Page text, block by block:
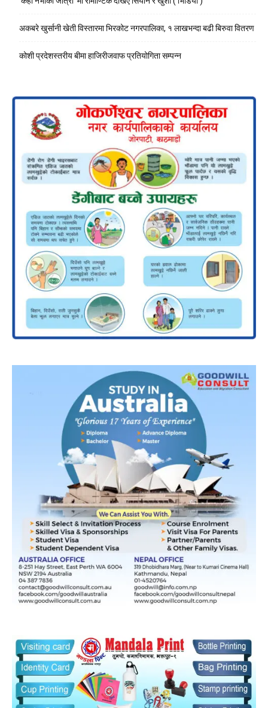
अकबरे खुर्सानी खेती विस्तारमा भिरकोट नगरपालिका, १ लाखभन्दा बढी बिरुवा वितरण
कोशी प्रदेशस्तरीय बीमा हाजिरीजवाफ प्रतियोगिता सम्पन्न